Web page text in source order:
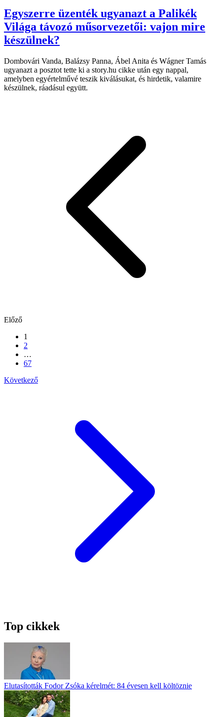
Egyszerre üzenték ugyanazt a Palikék
Világa távozó műsorvezetői: vajon mire
készülnek?
Dombovári Vanda, Balázsy Panna, Ábel Anita és Wágner Tamás
ugyanazt a posztot tette ki a story.hu cikke után egy nappal,
amelyben egyértelművé teszik kiválásukat, és hirdetik, valamire
készülnek, ráadásul együtt.
Előző
1
2
…
67
Következő
Top cikkek
Elutasították Fodor Zsóka kérelmét: 84 évesen kell költöznie